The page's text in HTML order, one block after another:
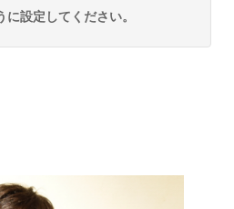
設定してください。